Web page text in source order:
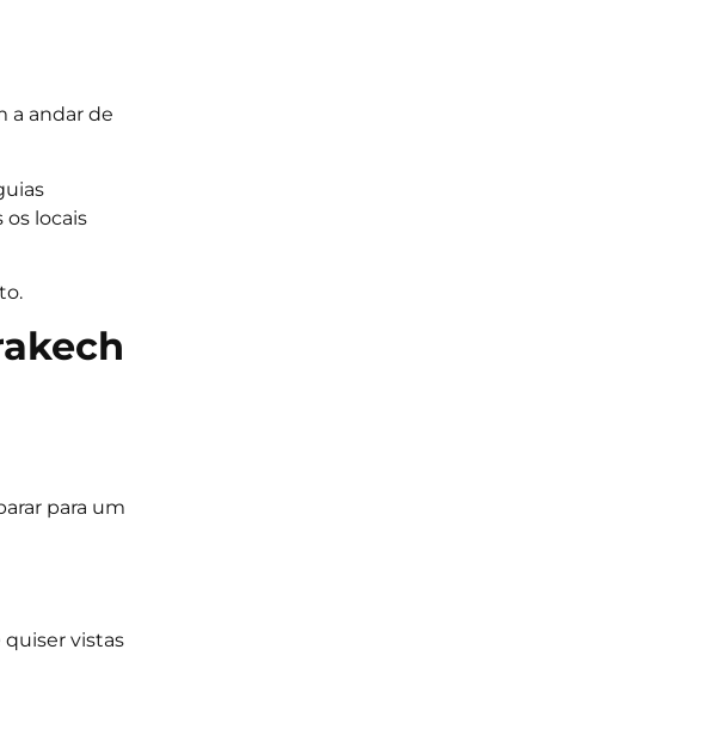
a andar de
os locais
para um
quiser vistas